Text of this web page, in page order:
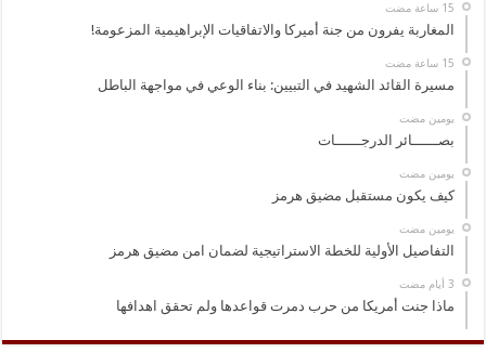
المغاربة يفرون من جنة أميركا والاتفاقيات الإبراهيمية المزعومة!
مسيرة القائد الشهيد في التبيين: بناء الوعي في مواجهة الباطل
‏يومين مضت
بصــــــائر الدرجــــــات
‏يومين مضت
كيف يكون مستقبل مضيق هرمز
‏يومين مضت
التفاصيل الأولية للخطة الاستراتيجية لضمان امن مضيق هرمز
ماذا جنت أمريكا من حرب دمرت قواعدها ولم تحقق اهدافها